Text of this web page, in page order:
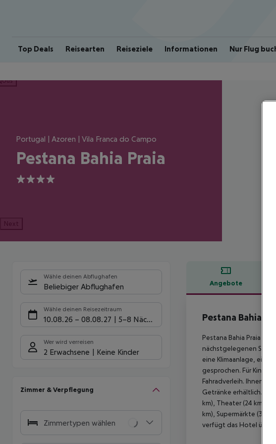
Top Deals Reisearten Reiseziele Informationen Nur Flug
Portugal | Azoren | Vila Franca do Campo
Pestana Bahia Praia
4
Next
Wähle deinen Abflughafen
Beliebiger Abflughafen
Wähle deinen Reisezeitraum
10.08.26 – 08.08.27 5-8 Nächte
Wer wird verreisen
2 Erwachsene Keine Kinder
Zimmer & Verpflegung
Zimmertypen wählen
Angebote
Pestana Bahia
Pestana Bahia Praia in
nächstgelegenen
eine Klimaanlage, eine
gesprochen. Für
Fahradverleih. Ihnen
Getränke erhältlich.
km), Theater (24 km),
km), Supermärkte (3
verfügt das Hotel über